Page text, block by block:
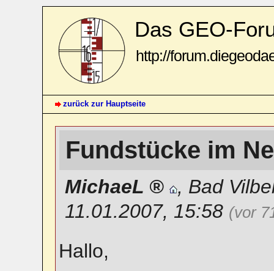
Das GEO-
http://
zurück zur Hauptseite
Fundstücke im
MichaeL , Bad
11.01.2007, 15:58 (vor
Hallo,